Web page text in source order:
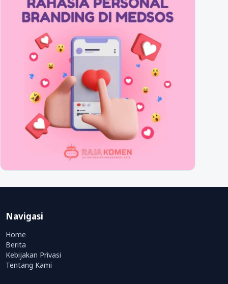
Navigasi
Home
Berita
Kebijakan Privasi
Tentang Kami